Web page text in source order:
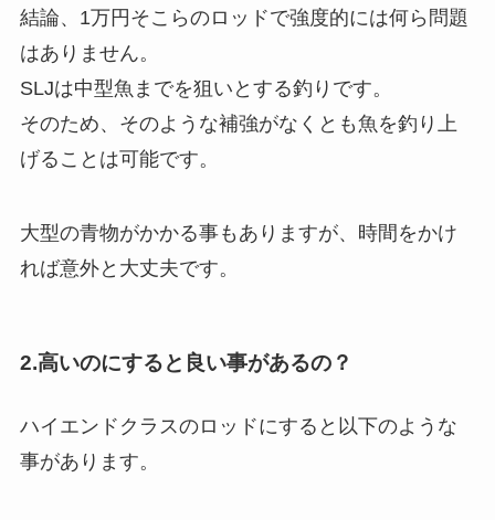
結論、1万円そこらのロッドで強度的には何ら問題
はありません。
SLJは中型魚までを狙いとする釣りです。
そのため、そのような補強がなくとも魚を釣り上
げることは可能です。
大型の青物がかかる事もありますが、時間をかけ
れば意外と大丈夫です。
2.高いのにすると良い事があるの？
ハイエンドクラスのロッドにすると以下のような
事があります。